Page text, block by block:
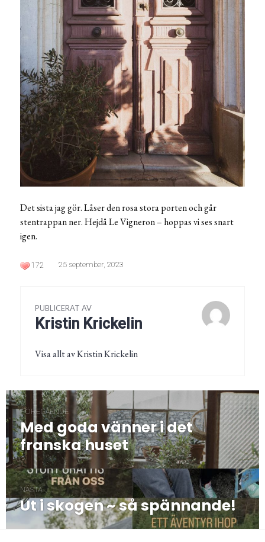
Det sista jag gör. Låser den rosa stora porten och går
stentrappan ner. Hejdå Le Vigneron – hoppas vi ses snart
igen.
172 25 september, 2023
PUBLICERAT AV
Kristin Krickelin
Visa allt av Kristin Krickelin
Inläggsnavigering
FÖREGÅENDE
Föregående
post:
Med goda vänner i det
franska huset
NÄSTA
Nästa
Ut i skogen ~ så spännande!